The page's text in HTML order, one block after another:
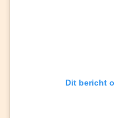
Dit bericht